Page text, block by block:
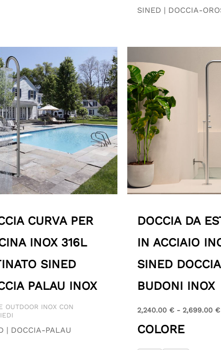
SINED | DOCCIA-
CURVA PER
INOX 316L
SINED
PALAU INOX
OUTDOOR INOX CON
| DOCCIA-PALAU
DOCCIA DA
IN ACCIAIO
SINED DOCCIA
BUDONI INOX
2,240.00 € - 2,699.00 €
COLORE